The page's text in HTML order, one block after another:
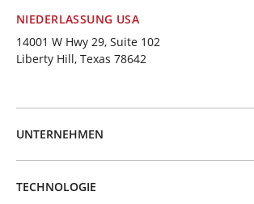
NIEDERLASSUNG USA
14001 W Hwy 29, Suite 102
Liberty Hill, Texas 78642
UNTERNEHMEN
TECHNOLOGIE